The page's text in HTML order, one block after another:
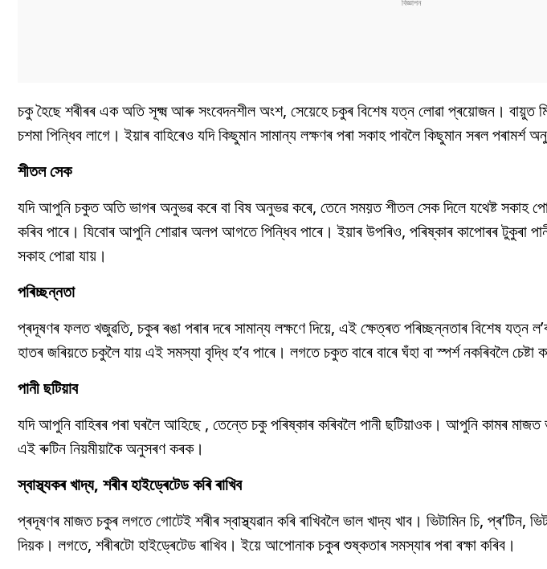
চকু হৈছে শৰীৰৰ এক অতি সূক্ষ্ম আৰু সংবেদনশীল অংশ, সেয়েহে চকুৰ বিশেষ যত্ন লোৱা প্ৰয়োজন। বায়ুত
চশমা পিন্ধিব লাগে। ইয়াৰ বাহিৰেও যদি কিছুমান সামান্য লক্ষণৰ পৰা সকাহ পাবলৈ কিছুমান সৰল পৰামৰ্শ
শীতল সেক
যদি আপুনি চকুত অতি ভাগৰ অনুভৱ কৰে বা বিষ অনুভৱ কৰে, তেনে সময়ত শীতল সেক দিলে যথেষ্ট সকাহ
কৰিব পাৰে। যিবোৰ আপুনি শোৱাৰ অলপ আগতে পিন্ধিব পাৰে। ইয়াৰ উপৰিও, পৰিষ্কাৰ কাপোৰৰ টুকুৰা
সকাহ পোৱা যায়।
পৰিচ্ছন্নতা
প্ৰদূষণৰ ফলত খজুৱতি, চকুৰ ৰঙা পৰাৰ দৰে সামান্য লক্ষণে দিয়ে, এই ক্ষেত্ৰত পৰিচ্ছন্নতাৰ বিশেষ যত্ন
হাতৰ জৰিয়তে চকুলৈ যায় এই সমস্যা বৃদ্ধি হ’ব পাৰে। লগতে চকুত বাৰে বাৰে ঘঁহা বা স্পৰ্শ নকৰিবলৈ চেষ্টা
পানী ছটিয়াব
যদি আপুনি বাহিৰৰ পৰা ঘৰলৈ আহিছে , তেন্তে চকু পৰিষ্কাৰ কৰিবলৈ পানী ছটিয়াওক। আপুনি কামৰ মাজত
এই ৰুটিন নিয়মীয়াকৈ অনুসৰণ কৰক।
স্বাস্থ্যকৰ খাদ্য, শৰীৰ হাইড্ৰেটেড কৰি ৰাখিব
প্ৰদূষণৰ মাজত চকুৰ লগতে গোটেই শৰীৰ স্বাস্থ্যৱান কৰি ৰাখিবলৈ ভাল খাদ্য খাব। ভিটামিন চি,
দিয়ক। লগতে, শৰীৰটো হাইড্ৰেটেড ৰাখিব। ইয়ে আপোনাক চকুৰ শুষ্কতাৰ সমস্যাৰ পৰা ৰক্ষা কৰিব।